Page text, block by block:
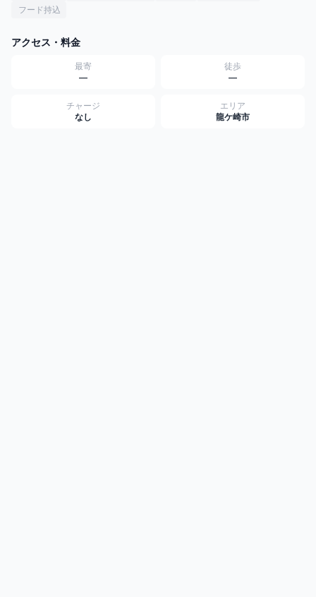
フード持込
アクセス・料金
最寄
—
徒歩
—
チャージ
なし
エリア
龍ケ崎市